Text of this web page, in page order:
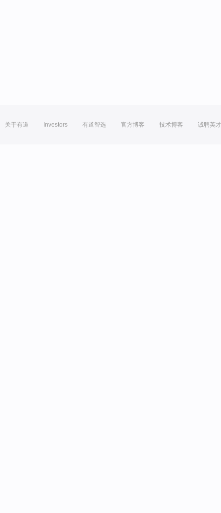
关于有道 Investors 有道智选 官方博客 技术博客 诚聘英才